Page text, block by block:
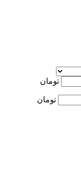
تومان
تومان